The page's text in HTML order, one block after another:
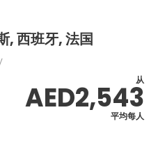
, 西班牙, 法国
从
AED2,543
平均每人